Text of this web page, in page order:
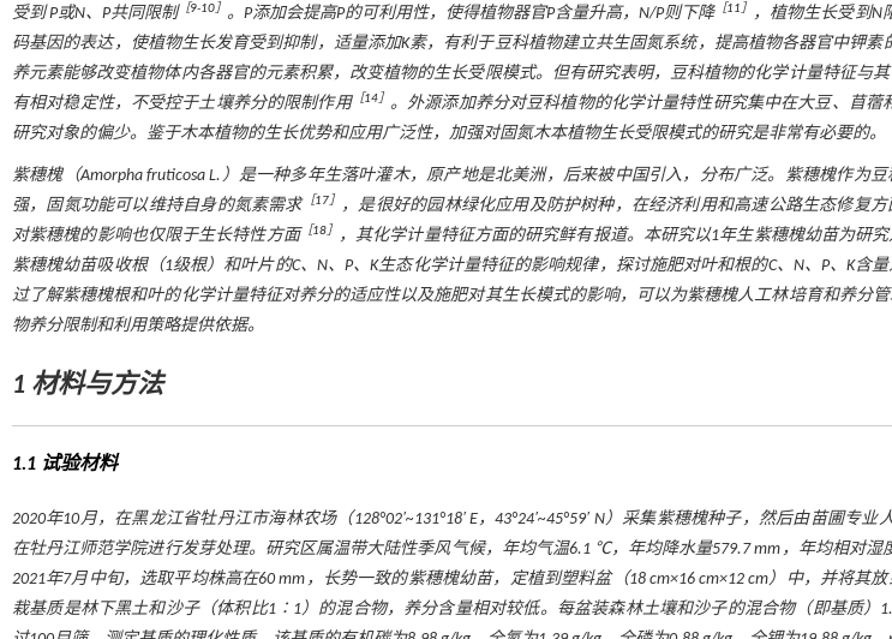
受到 P或N、P共同限制［9-10］ 。P添加会提高P的可利用性，使得植物器官P含量升高，N/P则下降［11 ］
，植物生长受到N
码基因的表达，使植物生长发育受到抑制，适量添加K素，有利于豆科植物建立共生固氮系统，提高植物各器官中钾素
养元素能够改变植物体内各器官的元素积累，改变植物的生长受限模式。但有研究表明，豆科植物的化学计量特征与
有相对稳定性，不受控于土壤养分的限制作用［14］ 。外源添加养分对豆科植物的化学计量特性研究集中在大豆、苜蓿
研究对象的偏少。鉴于木本植物的生长优势和应用广泛性，加强对固氮木本植物生长受限模式的研究是非常有必要的。
紫穗槐（Amorpha fruticosa L.）是一种多年生落叶灌木，原产地是北美洲，后来被中国引入，分布广泛。紫穗槐作为
强，固氮功能可以维持自身的氮素需求［17］
，是很好的园林绿化应用及防护树种，在经济利用和高速公路生态修复
对紫穗槐的影响也仅限于生长特性方面［18］
，其化学计量特征方面的研究鲜有报道。本研究以1年生紫穗槐幼苗为研
紫穗槐幼苗吸收根（1级根）和叶片的C、N、P、K生态化学计量特征的影响规律，探讨施肥对叶和根的C、N、P、K含
过了解紫穗槐根和叶的化学计量特征对养分的适应性以及施肥对其生长模式的影响，可以为紫穗槐人工林培育和养分
物养分限制和利用策略提供依据。
1 材料与方法
1.1 试验材料
2020年10月，在黑龙江省牡丹江市海林农场（128°02′~131°18′ E，43°24′~45°59′ N）采集紫穗槐种子，然后由苗圃专业
在牡丹江师范学院进行发芽处理。研究区属温带大陆性季风气候，年均气温6.1 ℃，年均降水量579.7 mm，年均相对湿度
2021年7月中旬，选取平均株高在60 mm，长势一致的紫穗槐幼苗，定植到塑料盆（18 cm×16 cm×12 cm）中，并将其
栽基质是林下黑土和沙子（体积比1∶1）的混合物，养分含量相对较低。每盆装森林土壤和沙子的混合物（即基质）